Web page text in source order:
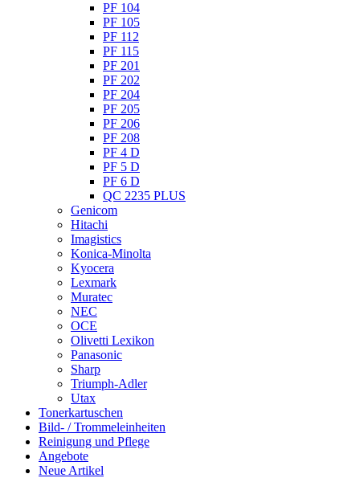
PF 104
PF 105
PF 112
PF 115
PF 201
PF 202
PF 204
PF 205
PF 206
PF 208
PF 4 D
PF 5 D
PF 6 D
QC 2235 PLUS
Genicom
Hitachi
Imagistics
Konica-Minolta
Kyocera
Lexmark
Muratec
NEC
OCE
Olivetti Lexikon
Panasonic
Sharp
Triumph-Adler
Utax
Tonerkartuschen
Bild- / Trommeleinheiten
Reinigung und Pflege
Angebote
Neue Artikel